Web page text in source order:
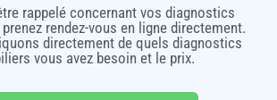
rappelé concernant vos diagnostics
rendez-vous en ligne directement.
directement de quels diagnostics
vous avez besoin et le prix.